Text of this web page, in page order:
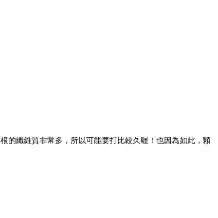
的纖維質非常多，所以可能要打比較久喔！ 也因為如此，顆